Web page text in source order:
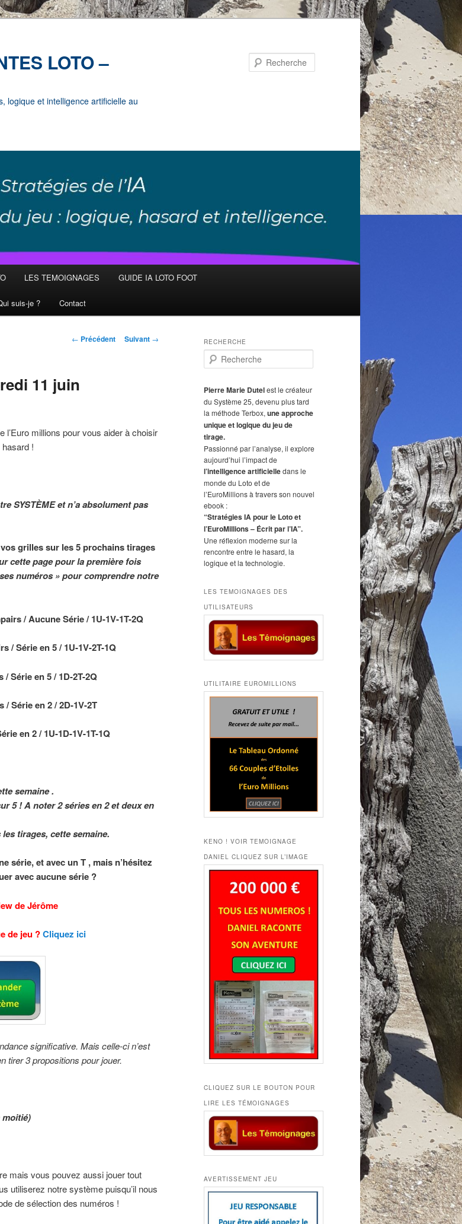
LOTO –
logique et intelligence artificielle au
LES TEMOIGNAGES GUIDE IA LOTO FOOT
suis-je ? Contact
Navigation
← Précédent Suivant →
11 juin
l’Euro millions pour vous aider à choisir
!
SYSTÈME et n’a absolument pas
grilles sur les 5 prochains tirages
cette page pour la première fois
numéros »pour comprendre notre
/ Aucune Série / 1U-1V-1T-2Q
/ Série en 5 / 1U-1V-2T-1Q
/ Série en 5 / 1D-2T-2Q
/ Série en 2 / 2D-1V-2T
en 2 / 1U-1D-1V-1T-1Q
semaine .
5 ! A noter 2 séries en 2 et deux en
tirages, cette semaine.
série, et avec un T , mais n’hésitez
avec aucune série ?
de Jérôme
de jeu ?Cliquez ici
significative. Mais celle-ci n’est
tirer 3 propositions pour jouer.
mais vous pouvez aussi jouer tout
utiliserez notre système puisqu’il nous
de sélection des numéros !
RECHERCHE
e
h
e
r
c
h
e
Pierre Marie Dutelest le créateur
du Système 25, devenu plus tard
la méthode Terbox, une approche
unique et logique du jeu de
tirage.
Passionné par l’analyse, il explore
aujourd’hui l’impact de
l’intelligence artificielledans le
monde du Loto et de
l’EuroMillions à travers son nouvel
ebook :
“Stratégies IA pour le Loto et
l’EuroMillions – Écrit par l’IA”.
Une réflexion moderne sur la
rencontre entre le hasard, la
logique et la technologie.
LES TEMOIGNAGES DES
UTILISATEURS
UTILITAIRE EUROMILLIONS
KENO ! VOIR TEMOIGNAGE
DANIEL CLIQUEZ SUR L’IMAGE
CLIQUEZ SUR LE BOUTON POUR
LIRE LES TÉMOIGNAGES
AVERTISSEMENT JEU